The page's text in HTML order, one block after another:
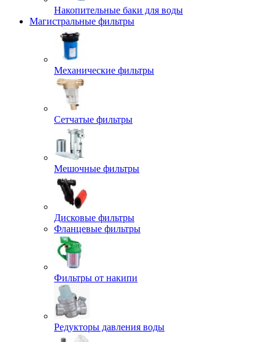
Накопительные баки для воды
Магистральные фильтры
Механические фильтры
Сетчатые фильтры
Мешочные фильтры
Дисковые фильтры
Фланцевые фильтры
Фильтры от накипи
Редукторы давления воды